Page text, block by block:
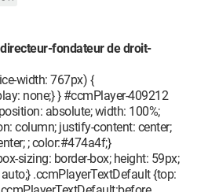
fondateur de droit-
width: 767px) {
none;} } #ccmPlayer-409212
absolute; width: 100%;
column; justify-content: center;
; color:#474a4f;}
sizing: border-box; height: 59px;
.ccmPlayerTextDefault {top: